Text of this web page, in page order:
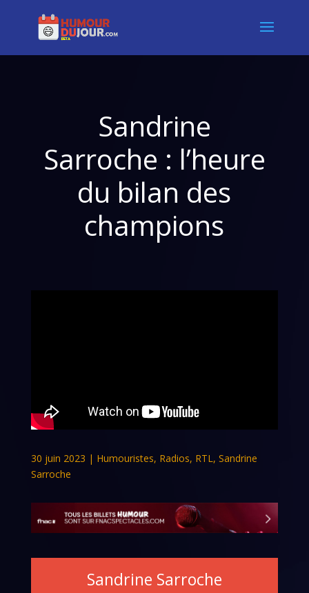
Sandrine
Sarroche : l’heure
du bilan des
champions
30 juin 2023 | Humouristes, Radios, RTL , Sandrine
Sarroche
Sandrine Sarroche